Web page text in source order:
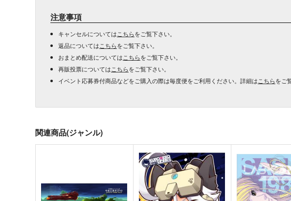
注意事項
キャンセルについては こちらをご覧下さい。
返品については こちらをご覧下さい。
おまとめ配送については こちらをご覧下さい。
再販投票については こちらをご覧下さい。
イベント応募券付商品などをご購入の際は毎度便をご利用ください。詳細は こちらをご
関連商品(ジャンル)